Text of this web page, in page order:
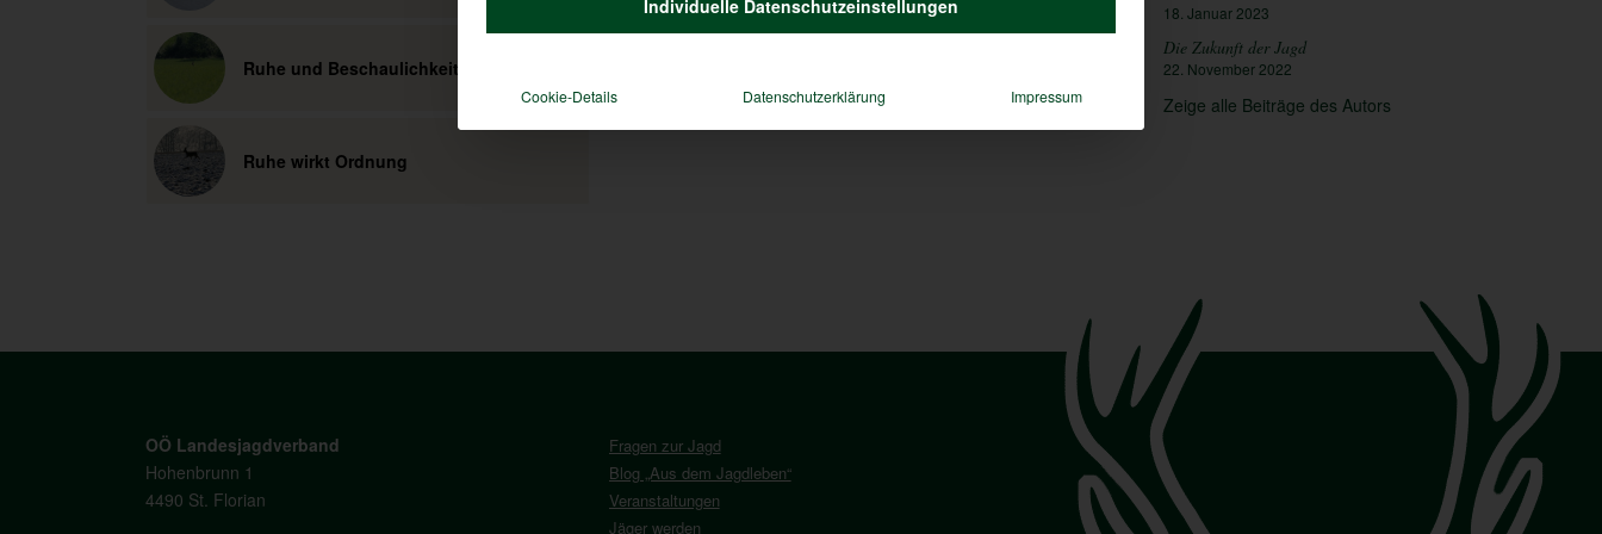
Ruhe und Beschaulichkeit in der Natur
Ruhe wirkt Ordnung
18. Januar 2023
Die Zukunft der Jagd
22. November 2022
Zeige alle Beiträge des Autors
OÖ Landesjagdverband
Hohenbrunn 1
4490 St. Florian
Fragen zur Jagd
Blog „Aus dem Jagdleben“
Veranstaltungen
Jäger werden
Individuelle Datenschutzeinstellungen
Cookie-Details Datenschutzerklärung Impressum